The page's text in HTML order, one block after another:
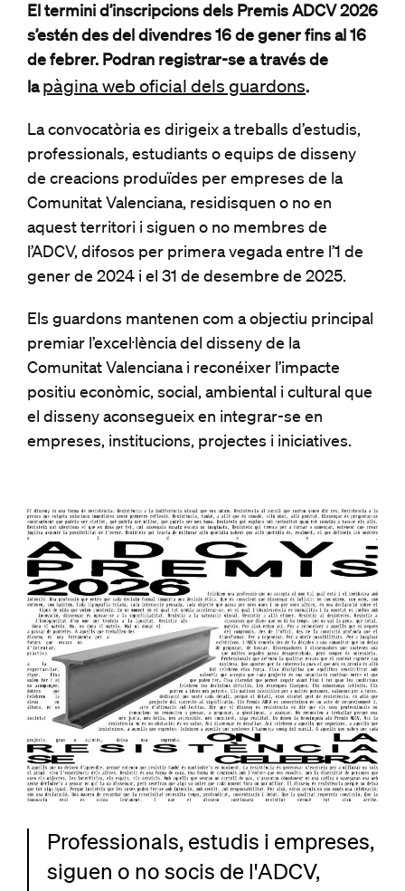
El termini d’inscripcions dels Premis ADCV 2026
s’estén des del divendres 16 de gener fins al 16
de febrer. Podran registrar-se a través de
la pàgina web oficial dels guardons.
La convocatòria es dirigeix a treballs d’estudis,
professionals, estudiants o equips de disseny
de creacions produïdes per empreses de la
Comunitat Valenciana, residisquen o no en
aquest territori i siguen o no membres de
l’ADCV, difosos per primera vegada entre l’1 de
gener de 2024 i el 31 de desembre de 2025.
Els guardons mantenen com a objectiu principal
premiar l’excel·lència del disseny de la
Comunitat Valenciana i reconéixer l’impacte
positiu econòmic, social, ambiental i cultural que
el disseny aconsegueix en integrar-se en
empreses, institucions, projectes i iniciatives.
Professionals, estudis i empreses,
siguen o no socis de l'ADCV,